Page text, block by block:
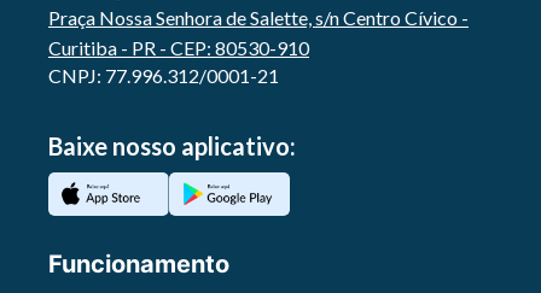
Praça Nossa Senhora de Salette, s/n Centro Cívico -
Curitiba - PR - CEP: 80530-910
CNPJ: 77.996.312/0001-21
Baixe nosso aplicativo:
Funcionamento